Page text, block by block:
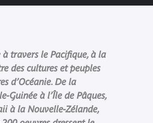
à travers le Pacifique, à la
des cultures et peuples
d’Océanie. De la
Guinée à l’Île de Pâques,
à la Nouvelle-Zélande,